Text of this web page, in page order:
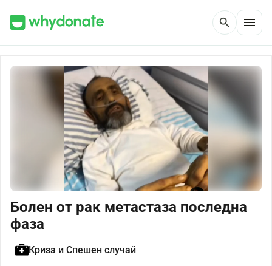
search menu
Болен от рак метастаза последна
фаза
Криза и Спешен случай